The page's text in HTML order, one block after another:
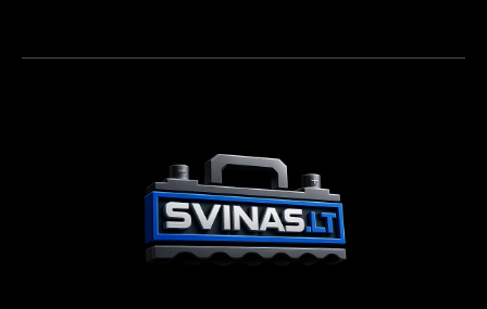
Akumuliatorių
asistentas
Aktyvus dabar